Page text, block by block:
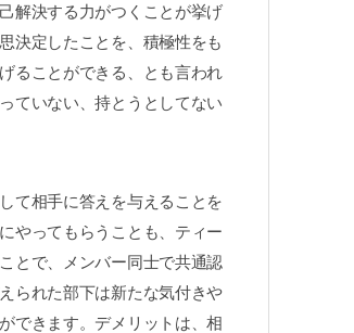
解決する力がつくことが挙げ
決定したことを、積極性をも
ることができる、とも言われ
ていない、持とうとしてない
て相手に答えを与えることを
やってもらうことも、ティー
とで、メンバー同士で共通認
られた部下は新たな気付きや
できます。デメリットは、相